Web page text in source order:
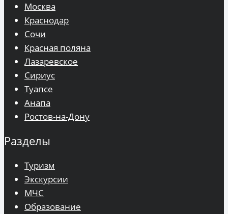
Москва
Краснодар
Сочи
Красная поляна
Лазаревское
Сириус
Туапсе
Анапа
Ростов-на-Дону
Разделы
Туризм
Экскурсии
МЧС
Образование